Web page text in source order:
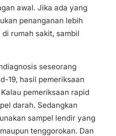
awal. Jika ada yang
penanganan lebih
rumah sakit, sambil
seseorang
19, hasil pemeriksaan
pemeriksaan rapid
darah. Sedangkan
sampel lendir yang
tenggorokan. Dan